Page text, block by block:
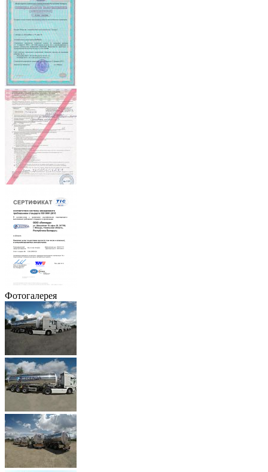
Фотогалерея